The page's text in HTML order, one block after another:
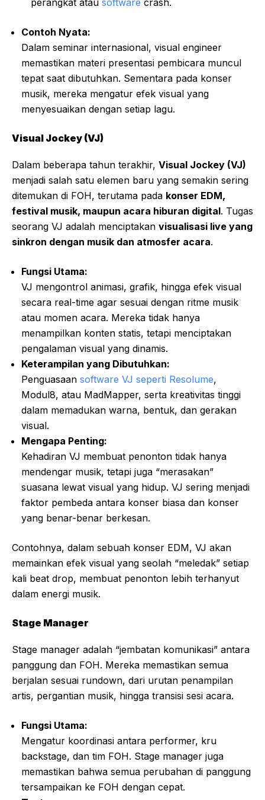
perangkat atau software crash.
Contoh Nyata:
Dalam seminar internasional, visual engineer
memastikan materi presentasi pembicara muncul
tepat saat dibutuhkan. Sementara pada konser
musik, mereka mengatur efek visual yang
menyesuaikan dengan setiap lagu.
Visual Jockey (VJ)
Dalam beberapa tahun terakhir, Visual Jockey (VJ)
menjadi salah satu elemen baru yang semakin sering
ditemukan di FOH, terutama pada konser EDM,
festival musik, maupun acara hiburan digital. Tugas
seorang VJ adalah menciptakan visualisasi live yang
sinkron dengan musik dan atmosfer acara.
Fungsi Utama:
VJ mengontrol animasi, grafik, hingga efek visual
secara real-time agar sesuai dengan ritme musik
atau momen acara. Mereka tidak hanya
menampilkan konten statis, tetapi menciptakan
pengalaman visual yang dinamis.
Keterampilan yang Dibutuhkan:
Penguasaan software VJ seperti Resolume,
Modul8, atau MadMapper, serta kreativitas tinggi
dalam memadukan warna, bentuk, dan gerakan
visual.
Mengapa Penting:
Kehadiran VJ membuat penonton tidak hanya
mendengar musik, tetapi juga “merasakan”
suasana lewat visual yang hidup. VJ sering menjadi
faktor pembeda antara konser biasa dan konser
yang benar-benar berkesan.
Contohnya, dalam sebuah konser EDM, VJ akan
memainkan efek visual yang seolah “meledak” setiap
kali beat drop, membuat penonton lebih terhanyut
dalam energi musik.
Stage Manager
Stage manager adalah “jembatan komunikasi” antara
panggung dan FOH. Mereka memastikan semua
berjalan sesuai rundown, dari urutan penampilan
artis, pergantian musik, hingga transisi sesi acara.
Fungsi Utama:
Mengatur koordinasi antara performer, kru
backstage, dan tim FOH. Stage manager juga
memastikan bahwa semua perubahan di panggung
tersampaikan ke FOH dengan cepat.